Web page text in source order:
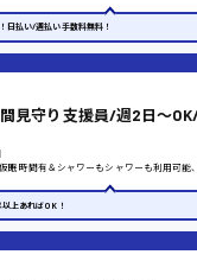
日払い/週払い手数料無料！
見守り支援員/週2日～
上あればOK！